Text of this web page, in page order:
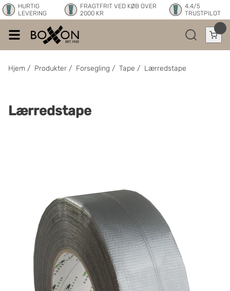
HURTIG
LEVERING
FRAGTFRIT VED KØB OVER
2000 KR
4.4/5
TRUSTPILOT
Hjem / Produkter / Forsegling / Tape / Lærredstape
Lærredstape